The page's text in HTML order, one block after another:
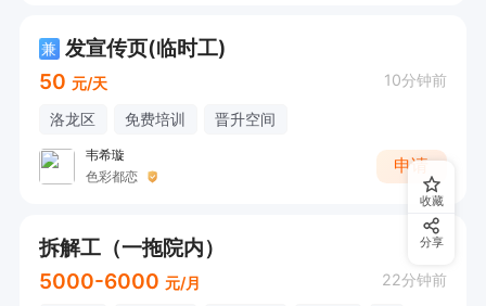
兼 发宣传页(临时工)
50 元/天 10分钟前
洛龙区 免费培训 晋升空间
韦希璇
色彩都恋
申请
拆解工（一拖院内）
5000-6000 元/月 22分钟前
收藏
分享